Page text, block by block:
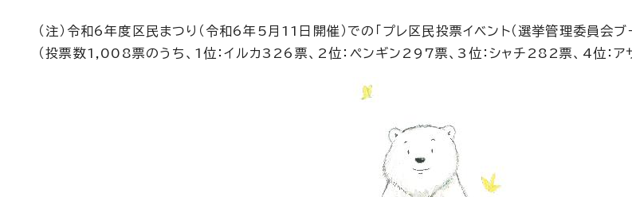
（注）令和6年度区民まつり（令和6年5月11日開催）での「プレ区民投票イベント（選挙管理委員会ブ
（投票数1,008票のうち、1位：イルカ326票、2位：ペンギン297票、3位：シャチ282票、4位：ア